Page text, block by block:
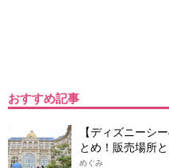
おすすめ記事
【ディズニーシ
とめ！販売場所
めぐみ